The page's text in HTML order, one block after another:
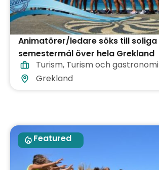
Animatörer/ledare söks till soliga
semestermål över hela Grekland
Turism, Turism och gastronomi
Grekland
Featured